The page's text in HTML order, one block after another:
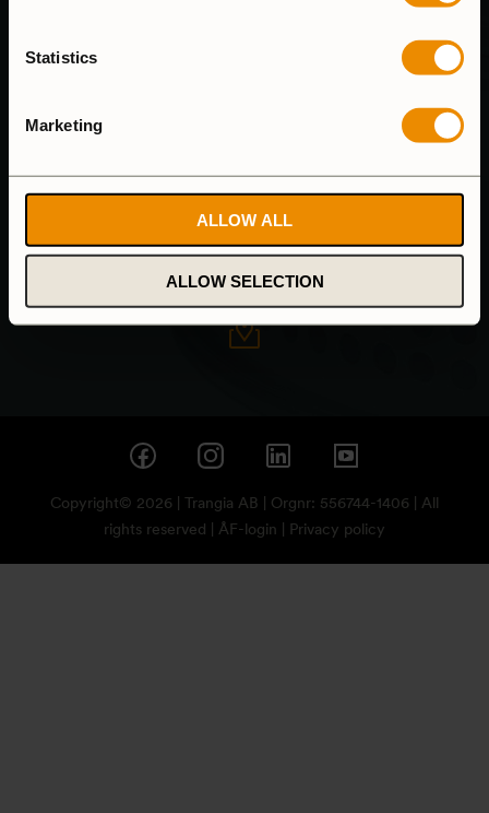
Statistics
Marketing
ALLOW ALL
ALLOW SELECTION
Trangias sortiment finns i de flesta sport- och friluftsbutiker
och online via vår egen webshop. Vill du handla lokalt?
Copyright© 2026 | Trangia AB | Orgnr: 556744-1406 | All
rights reserved | ÅF-login Privacy policy